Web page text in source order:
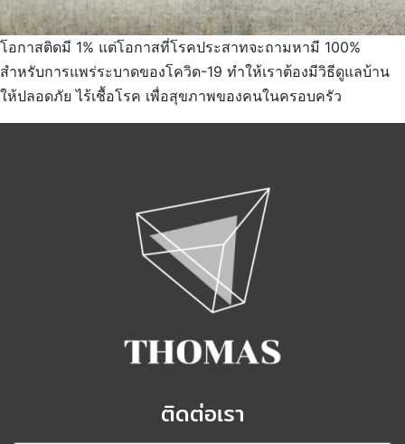
โอกาสติดมี 1% แต่โอกาสที่โรคประสาทจะถามหามี 100%
สำหรับการแพร่ระบาดของโควิด-19 ทำให้เราต้องมีวิธีดูแลบ้าน
ให้ปลอดภัย ไร้เชื้อโรค เพื่อสุขภาพของคนในครอบครัว
ติดต่อเรา